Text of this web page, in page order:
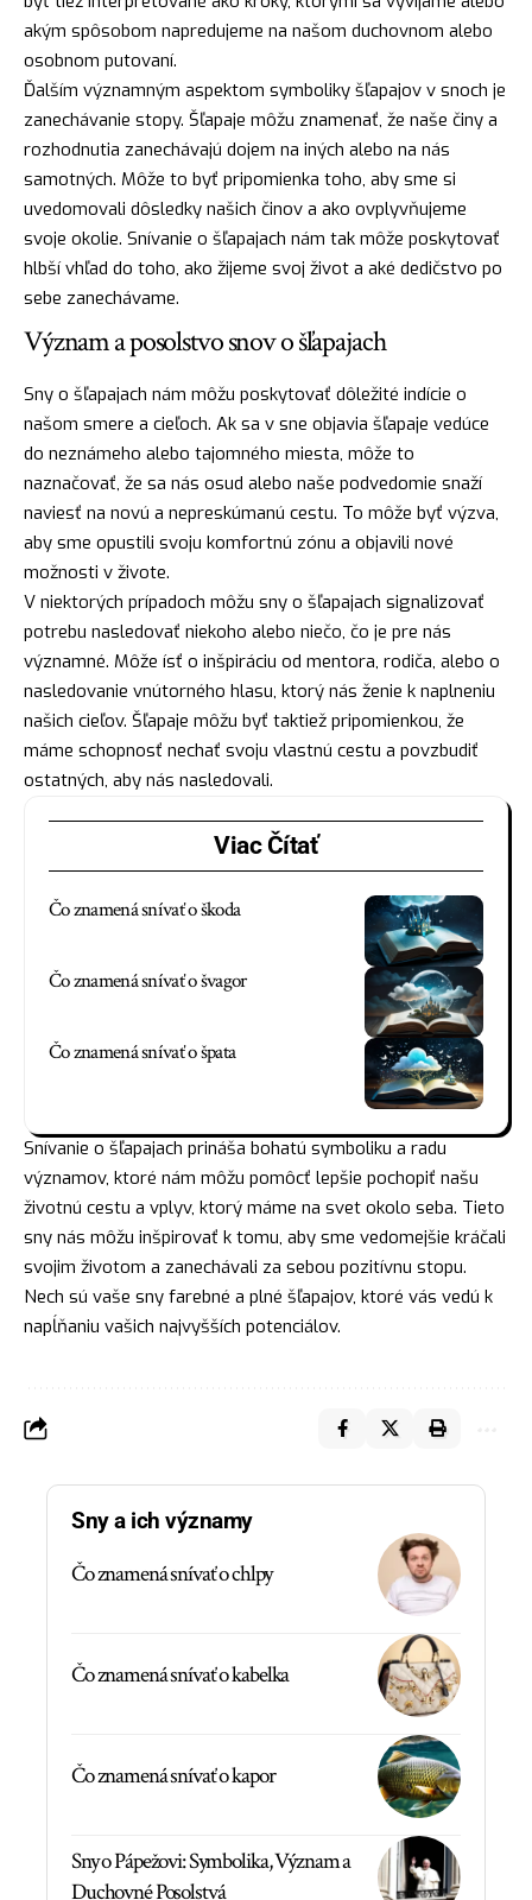
akým spôsobom napredujeme na našom duchovnom alebo
osobnom putovaní.
Ďalším významným aspektom symboliky šľapajov v snoch je
zanechávanie stopy. Šľapaje môžu znamenať, že naše činy a
rozhodnutia zanechávajú dojem na iných alebo na nás
samotných. Môže to byť pripomienka toho, aby sme si
uvedomovali dôsledky našich činov a ako ovplyvňujeme
svoje okolie. Snívanie o šľapajach nám tak môže poskytovať
hlbší vhľad do toho, ako žijeme svoj život a aké dedičstvo po
sebe zanechávame.
Význam a posolstvo snov o šľapajach
Sny o šľapajach nám môžu poskytovať dôležité indície o
našom smere a cieľoch. Ak sa v sne objavia šľapaje vedúce
do neznámeho alebo tajomného miesta, môže to
naznačovať, že sa nás osud alebo naše podvedomie snaží
naviesť na novú a nepreskúmanú cestu. To môže byť výzva,
aby sme opustili svoju komfortnú zónu a objavili nové
možnosti v živote.
V niektorých prípadoch môžu sny o šľapajach signalizovať
potrebu nasledovať niekoho alebo niečo, čo je pre nás
významné. Môže ísť o inšpiráciu od mentora, rodiča, alebo o
nasledovanie vnútorného hlasu, ktorý nás ženie k naplneniu
našich cieľov. Šľapaje môžu byť taktiež pripomienkou, že
máme schopnosť nechať svoju vlastnú cestu a povzbudiť
ostatných, aby nás nasledovali.
Viac Čítať
Čo znamená snívať o škoda
Čo znamená snívať o švagor
Čo znamená snívať o špata
Snívanie o šľapajach prináša bohatú symboliku a radu
významov, ktoré nám môžu pomôcť lepšie pochopiť našu
životnú cestu a vplyv, ktorý máme na svet okolo seba. Tieto
sny nás môžu inšpirovať k tomu, aby sme vedomejšie kráčali
svojim životom a zanechávali za sebou pozitívnu stopu.
Nech sú vaše sny farebné a plné šľapajov, ktoré vás vedú k
napĺňaniu vašich najvyšších potenciálov.
Sny a ich významy
Čo znamená snívať o chlpy
Čo znamená snívať o kabelka
Čo znamená snívať o kapor
Sny o Pápežovi: Symbolika, Význam a
Duchovné Posolstvá